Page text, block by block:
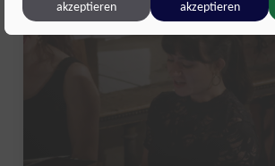
Sonstige Inhalte(nicht IAB) (2)
akzeptieren
akzeptieren